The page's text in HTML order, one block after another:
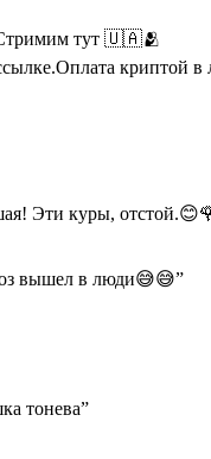
тут 🇺🇦🫂
криптой
Эти куры,
вышел в люди😅😅”
тонева”